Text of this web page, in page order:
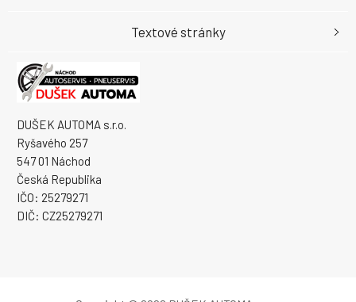
DUŠEK AUTOMA s.r.o.
Ryšavého 257
547 01 Náchod
Česká Republika
IČO: 25279271
DIČ: CZ25279271
Textové stránky